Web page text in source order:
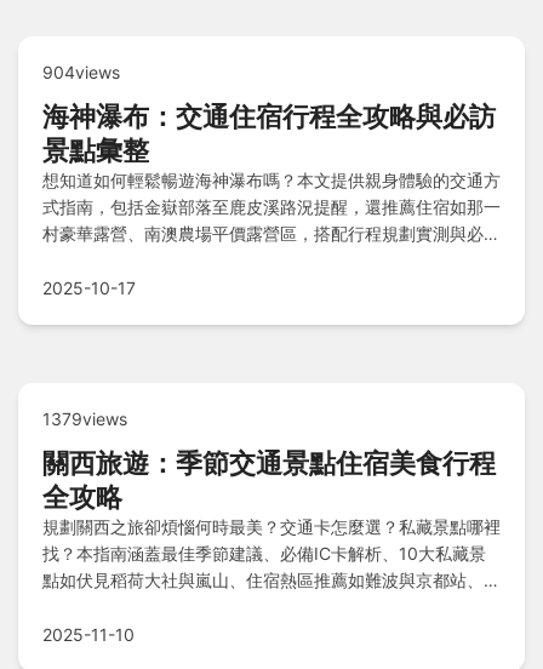
904views
海神瀑布：交通住宿行程全攻略與必訪
景點彙整
想知道如何輕鬆暢遊海神瀑布嗎？本文提供親身體驗的交通方
式指南，包括金嶽部落至鹿皮溪路況提醒，還推薦住宿如那一
村豪華露營、南澳農場平價露營區，搭配行程規劃實測與必玩
之旅。
2025-10-17
1379views
關西旅遊：季節交通景點住宿美食行程
全攻略
規劃關西之旅卻煩惱何時最美？交通卡怎麼選？私藏景點哪裡
找？本指南涵蓋最佳季節建議、必備IC卡解析、10大私藏景
點如伏見稻荷大社與嵐山、住宿熱區推薦如難波與京都站、在
用預估、注意事項貼士及Q&A，助您一次搞定完美旅程！
2025-11-10